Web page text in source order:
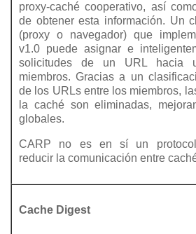
proxy-caché cooperativo, así
de obtener esta información. Un
(proxy o navegador) que
v1.0 puede asignar e
solicitudes de un URL hacia
miembros. Gracias a un
de los URLs entre los miembros,
la caché son eliminadas,
globales.
CARP no es en sí un
reducir la comunicación entre
Cache Digest